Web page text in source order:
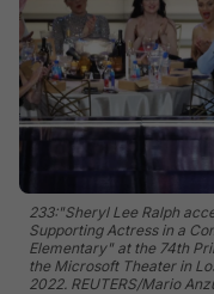
233:"Sheryl Lee Ralph
Supporting Actress in a
Elementary" at the 74th
the Microsoft Theater in
2022. REUTERS/Mario